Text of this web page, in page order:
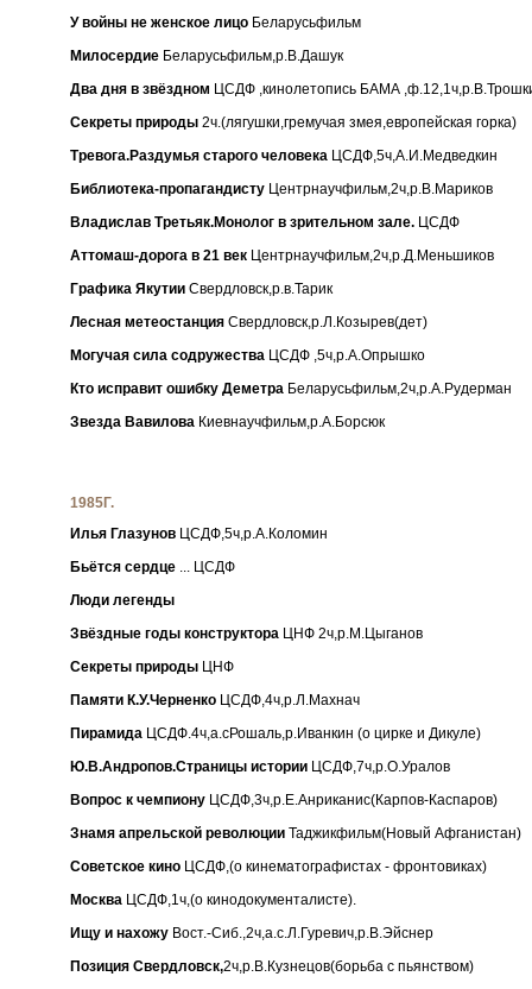
У войны не женское лицо Беларусьфильм
Милосердие Беларусьфильм,р.В.Дашук
Два дня в звёздном ЦСДФ ,кинолетопись БАМА
Секреты природы 2ч.(лягушки,гремучая змея,европейская горка)
Тревога.Раздумья старого человека ЦСДФ,5ч,А.И.Медведкин
Библиотека-пропагандисту Центрнаучфильм,2ч,р.В.Мариков
Владислав Третьяк.Монолог в зрительном зале. ЦСДФ
Аттомаш-дорога в 21 век Центрнаучфильм,2ч,р.Д.Меньшиков
Графика Якутии Свердловск,р.в.Тарик
Лесная метеостанция Свердловск,р.Л.Козырев(дет)
Могучая сила содружества ЦСДФ ,5ч,р.А.Опрышко
Кто исправит ошибку Деметра Беларусьфильм,2ч,р.А.Рудерман
Звезда Вавилова Киевнаучфильм,р.А.Борсюк
1985Г.
Илья Глазунов ЦСДФ,5ч,р.А.Коломин
Бьётся сердце ... ЦСДФ
Люди легенды
Звёздные годы конструктора ЦНФ 2ч,р.М.Цыганов
Секреты природы ЦНФ
Памяти К.У.Черненко ЦСДФ,4ч,р.Л.Махнач
Пирамида ЦСДФ.4ч,а.сРошаль,р.Иванкин (о цирке и Дикуле)
Ю.В.Андропов.Страницы истории ЦСДФ,7ч,р.О.Уралов
Вопрос к чемпиону ЦСДФ,3ч,р.Е.Анриканис(Карпов-Каспаров)
Знамя апрельской революции Таджикфильм(Новый Афганистан)
Советское кино ЦСДФ,(о кинематографистах - фронтовиках)
Москва ЦСДФ,1ч,(о кинодокументалисте).
Ищу и нахожу Вост.-Сиб.,2ч,а.с.Л.Гуревич,р.В.Эйснер
Позиция Свердловск,2ч,р.В.Кузнецов(борьба с пьянством)